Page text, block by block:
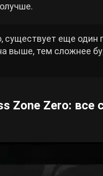
существует еще один
выше, тем сложнее
Zone Zero: все